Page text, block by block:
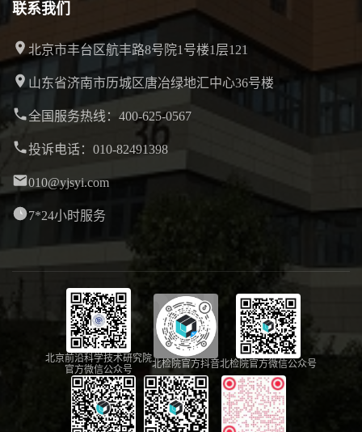
联系我们
北京市丰台区航丰路8号院1号楼1层121
山东省济南市历城区唐冶绿地汇中心36号楼
全国服务热线：400-625-0567
投诉电话：010-82491398
010@yjsyi.com
7*24小时服务
北京前沿科学技术研究院
官方微信公众号
北检院官方抖音北检院官方微信公众号